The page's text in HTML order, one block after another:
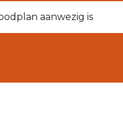
aanwezig is